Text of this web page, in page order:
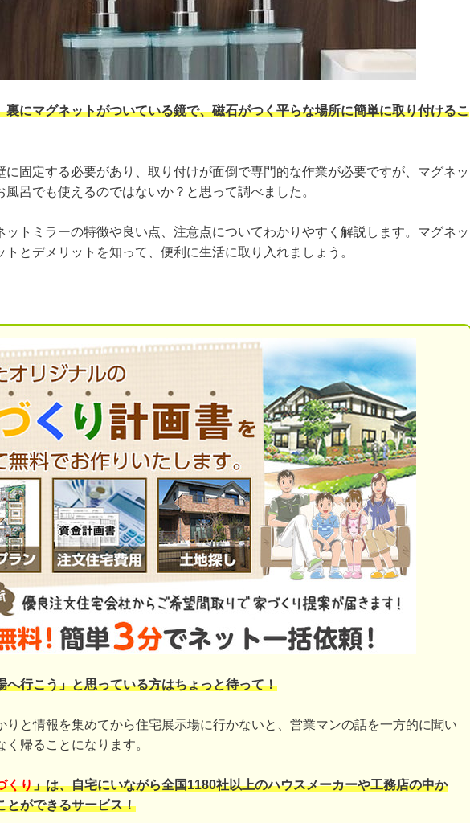
裏にマグネットがついている鏡で、磁石がつく平らな場所に簡単に取り付けるこ
に固定する必要があり、取り付けが面倒で専門的な作業が必要ですが、マグネッ
風呂でも使えるのではないか？と思って調べました。
ットミラーの特徴や良い点、注意点についてわかりやすく解説します。マグネッ
トとデメリットを知って、便利に生活に取り入れましょう。
へ行こう」と思っている方はちょっと待って！
りと情報を集めてから住宅展示場に行かないと、営業マンの話を一方的に聞い
帰ることになります。
くり」は、自宅にいながら全国1180社以上のハウスメーカーや工務店の中か
とができるサービス！